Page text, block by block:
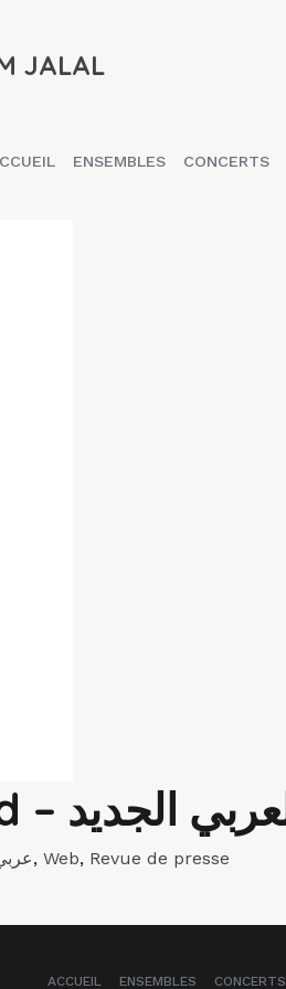
JALAL
ENSEMBLES CONCERTS
, Web, Revue de presse
ACCUEIL ENSEMBLES CONCERTS